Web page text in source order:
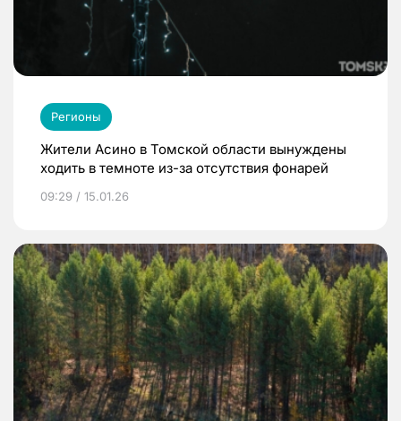
Регионы
Жители Асино в Томской области вынуждены
ходить в темноте из-за отсутствия фонарей
09:29 / 15.01.26